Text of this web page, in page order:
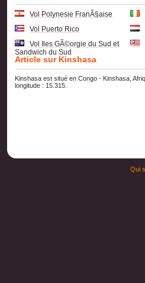
Vol Polynesie FranÃ§aise
Vol Puerto Rico
Vol Iles GÃ©orgie du Sud et
Sandwich du Sud
Article sur Kinshasa
Kinshasa est situé en Congo - Kinshasa,
longitude : 15.315.
Qui